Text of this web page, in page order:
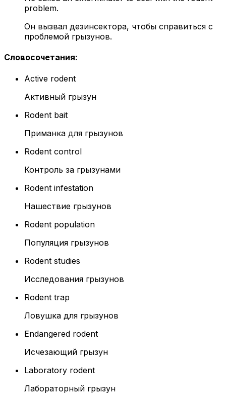
problem.
Он вызвал дезинсектора, чтобы справиться с
проблемой грызунов.
Словосочетания:
Active rodent
Активный грызун
Rodent bait
Приманка для грызунов
Rodent control
Контроль за грызунами
Rodent infestation
Нашествие грызунов
Rodent population
Популяция грызунов
Rodent studies
Исследования грызунов
Rodent trap
Ловушка для грызунов
Endangered rodent
Исчезающий грызун
Laboratory rodent
Лабораторный грызун